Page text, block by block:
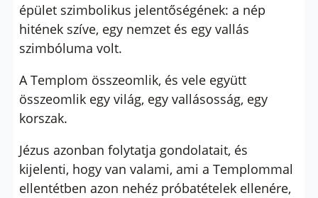
épület szimbolikus jelentőségének: a nép
hitének szíve, egy nemzet és egy vallás
szimbóluma volt.
A Templom összeomlik, és vele együtt
összeomlik egy világ, egy vallásosság, egy
korszak.
Jézus azonban folytatja gondolatait, és
kijelenti, hogy van valami, ami a Templommal
ellentétben azon nehéz próbatételek ellenére,